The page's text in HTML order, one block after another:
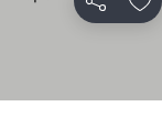
แชร์ เ